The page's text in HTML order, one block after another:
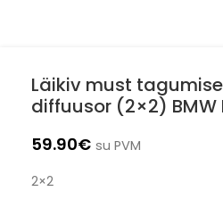
Läikiv must
diffuusor (2×2) BMW
59.90€ su PVM
2×2